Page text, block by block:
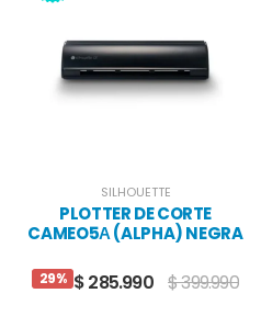
SILHOUETTE
PLOTTER DE CORTE
CAMEO5Α (ALPHA) NEGRA
29% $ 285.990 $ 399.990